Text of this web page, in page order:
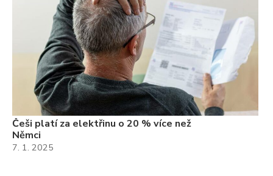
Češi platí za elektřinu o 20 % více než
Němci
7. 1. 2025